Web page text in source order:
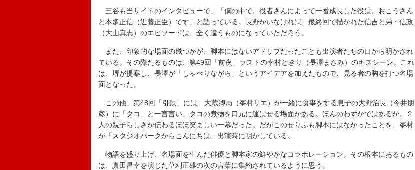
三谷も当サイトのインタビューで、「僕の中で、役者さんによって一番成長した役は、おこうさん
と本多正信（近藤正臣）です」と語っている。長野がいなければ、最終回で描かれた信吉と弟・信政
（大山真志）のエピソードは、全く違うものになっていただろう。
また、印象的な場面の幾つかが、脚本にはないアドリブだったことも出演者たちの口から明かされ
ている。その際たるものは、第49回「前夜」ラストの幸村ときり（長澤まさみ）のキスシーン。これ
は、堺が提案し、長澤が「しゃべりながら」というアイデアを加えたもので、見る者の胸を打つ名場
面となった。
この他、第48回「引鉄」には、大蔵卿局（峯村リエ）が一緒に食事をする息子の大野治長（今井朋
彦）に「タコ」と一言言い、タコの煮物を口元に運ばせる場面がある。ほんのわずかではあるが、２
人の親子らしさが伝わるほほ笑ましい一幕だった。だがこのせりふも脚本にはなかったことを、峯村
が「スタジオパークからこんにちは」出演時に明かしている。
物語を盛り上げ、名場面を生んだ俳優と脚本家の鮮やかなコラボレーション。その根本にあるもの
は、真田昌幸を演じた草刈正雄の次の言葉に集約されているように思う。